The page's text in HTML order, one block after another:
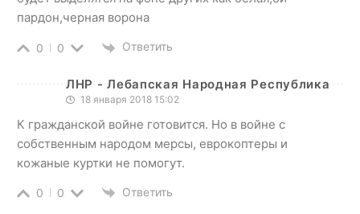
пардон,черная ворона
0 0 Ответить
ЛНР - Лебапская Народная Республика
18 января 2018 15:02
К гражданской войне готовится. Но в войне с
собственным народом мерсы, еврокоптеры и
кожаные куртки не помогут.
0 0 Ответить